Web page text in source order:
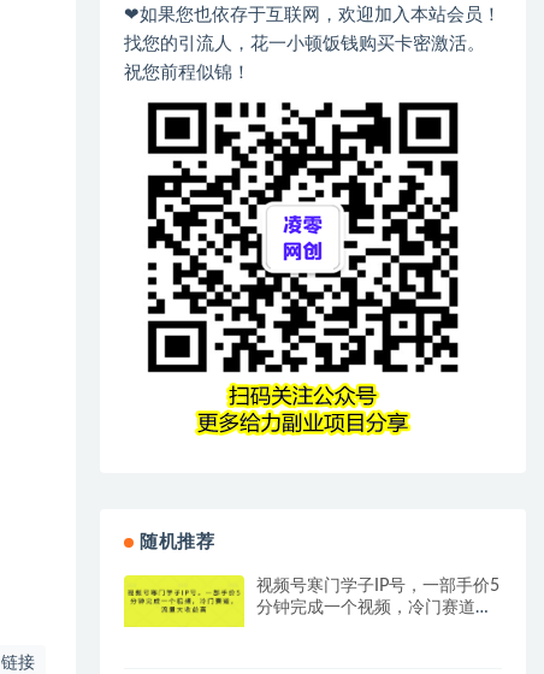
链接
❤如果您也依存于互联网，欢迎加入本站会员！
找您的引流人，花一小顿饭钱购买卡密激活。
祝您前程似锦！
随机推荐
视频号寒门学子IP号，一部手价5
分钟完成一个视频，冷门赛道，